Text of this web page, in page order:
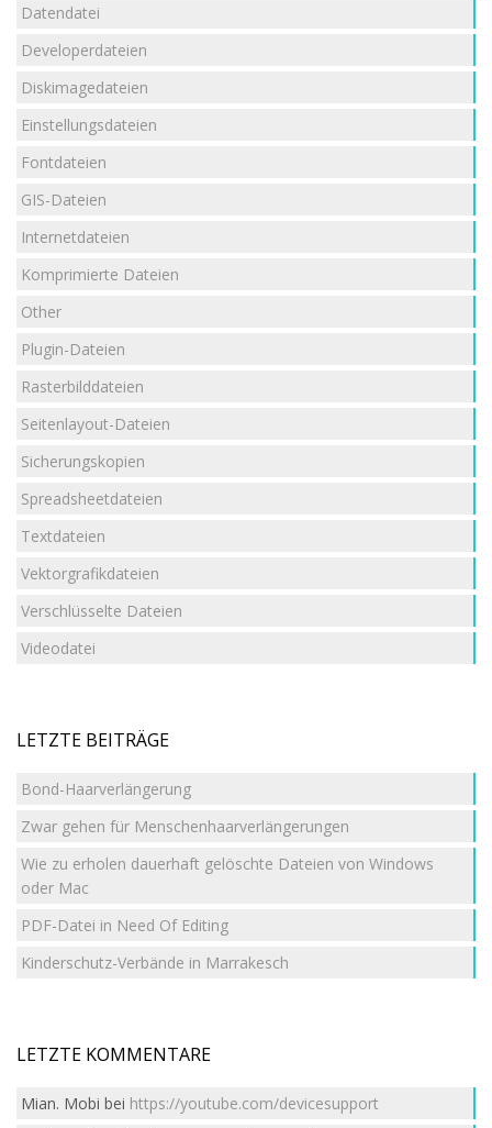
Datendatei
Developerdateien
Diskimagedateien
Einstellungsdateien
Fontdateien
GIS-Dateien
Internetdateien
Komprimierte Dateien
Other
Plugin-Dateien
Rasterbilddateien
Seitenlayout-Dateien
Sicherungskopien
Spreadsheetdateien
Textdateien
Vektorgrafikdateien
Verschlüsselte Dateien
Videodatei
LETZTE BEITRÄGE
Bond-Haarverlängerung
Zwar gehen für Menschenhaarverlängerungen
Wie zu erholen dauerhaft gelöschte Dateien von Windows
oder Mac
PDF-Datei in Need Of Editing
Kinderschutz-Verbände in Marrakesch
LETZTE KOMMENTARE
Mian. Mobi bei https://youtube.com/devicesupport